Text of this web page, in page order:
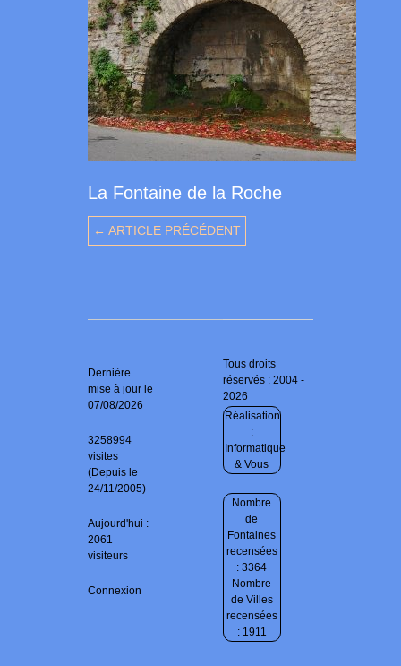
La Fontaine de la Roche
← ARTICLE PRÉCÉDENT
Dernière
mise à jour le
07/08/2026
3258994
visites
(Depuis le
24/11/2005)
Aujourd'hui :
2061
visiteurs
Connexion
Tous droits
réservés : 2004 -
2026
Réalisation
:
Informatique
& Vous
Nombre
de
Fontaines
recensées
: 3364
Nombre
de Villes
recensées
: 1911